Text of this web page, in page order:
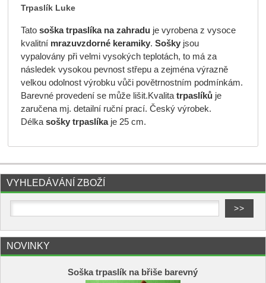
Trpaslík Luke
Tato soška trpaslíka na zahradu je vyrobena z vysoce
kvalitnímrazuvzdorné keramiky. Soškyjsou
vypalovány při velmi vysokých teplotách, to má za
následek vysokou pevnost střepu a zejména výrazně
velkou odolnost výrobku vůči povětrnostním podmínkám.
Barevné provedení se může lišit.Kvalita trpaslíkůje
zaručena mj. detailní ruční prací. Český výrobek.
Délkasošky trpaslíkaje 25 cm.
VYHLEDÁVÁNÍ ZBOŽÍ
NOVINKY
Soška trpaslík na břiše barevný